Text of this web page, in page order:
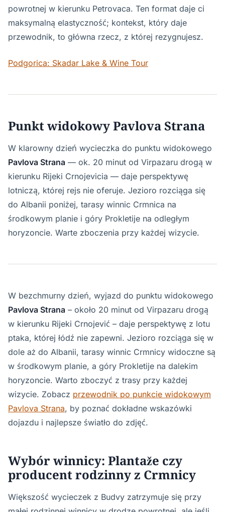
powrotnej w kierunku Petrovaca. Ten format daje ci
maksymalną elastyczność; kontekst, który daje
przewodnik, to główna rzecz, z której rezygnujesz.
Podgorica: Skadar Lake & Wine Tour
Punkt widokowy Pavlova Strana
W klarowny dzień wycieczka do punktu widokowego
Pavlova Strana — ok. 20 minut od Virpazaru drogą w
kierunku Rijeki Crnojevicia — daje perspektywę
lotniczą, której rejs nie oferuje. Jezioro rozciąga się
do Albanii poniżej, tarasy winnic Crmnica na
środkowym planie i góry Prokletije na odległym
horyzoncie. Warte zboczenia przy każdej wizycie.
W bezchmurny dzień, wyjazd do punktu widokowego
Pavlova Strana – około 20 minut od Virpazaru drogą
w kierunku Rijeki Crnojević – daje perspektywę z lotu
ptaka, której łódź nie zapewni. Jezioro rozciąga się w
dole aż do Albanii, tarasy winnic Crmnicy widoczne są
w środkowym planie, a góry Prokletije na dalekim
horyzoncie. Warto zboczyć z trasy przy każdej
wizycie. Zobacz przewodnik po punkcie widokowym
Pavlova Strana, by poznać dokładne wskazówki
dojazdu i najlepsze światło do zdjęć.
Wybór winnicy: Plantaže czy
producent rodzinny z Crmnicy
Większość wycieczek z Budvy zatrzymuje się przy